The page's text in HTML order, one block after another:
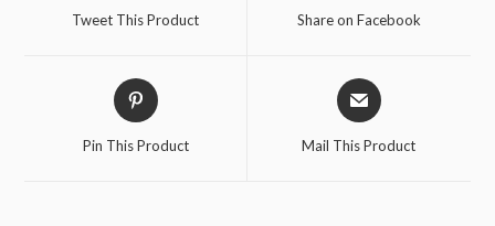
Tweet This Product Share on Facebook
Pin This Product Mail This Product